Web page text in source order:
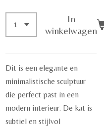
In
winkelwagen
Dit is een elegante en
minimalistische sculptuur
die perfect past in een
modern interieur. De kat is
subtiel en stijlvol